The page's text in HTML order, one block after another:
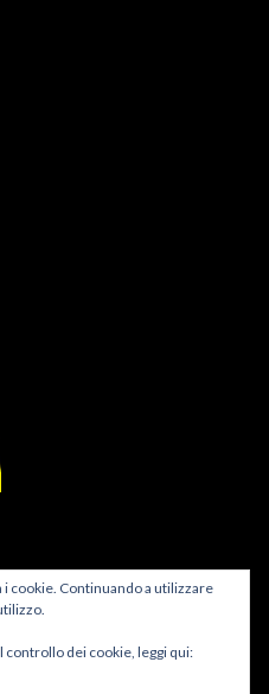
cookie. Continuando a utilizzare
dei cookie, leggi qui: